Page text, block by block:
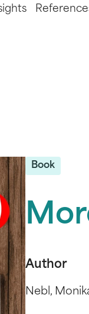
Book
Author
Nebl,